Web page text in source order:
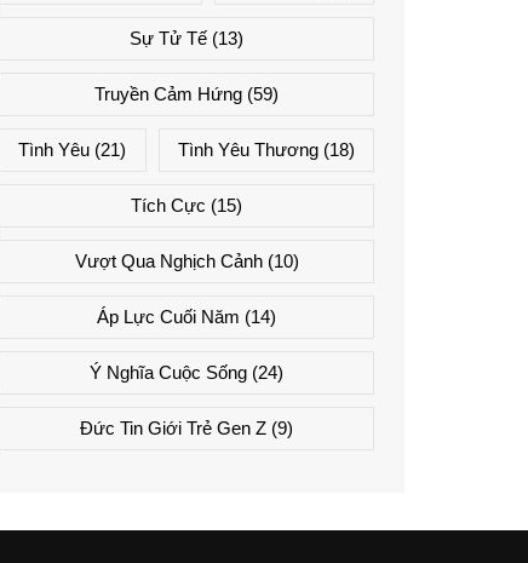
Sự Tử Tế (13)
Truyền Cảm Hứng (59)
Tình Yêu (21) Tình Yêu Thương(18)
Tích Cực (15)
Vượt Qua Nghịch Cảnh(10)
Áp Lực Cuối Năm (14)
Ý Nghĩa Cuộc Sống (24)
Đức Tin Giới Trẻ Gen Z (9)